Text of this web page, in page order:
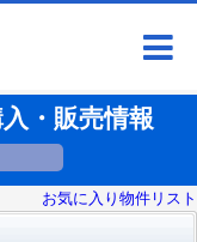
・販売情報
お気に入り物件リスト